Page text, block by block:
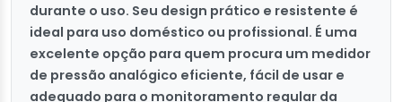
durante o uso. Seu design prático e resistente é
ideal para uso doméstico ou profissional. É uma
excelente opção para quem procura um medidor
de pressão analógico eficiente, fácil de usar e
adequado para o monitoramento regular da